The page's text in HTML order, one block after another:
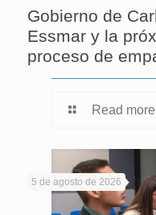
Gobierno de
Essmar y la
proceso de
Read more
5 de agosto de 2026